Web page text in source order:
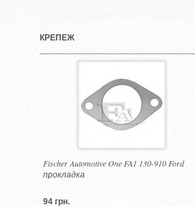
КРЕПЕЖ
Fischer Automotive One FA1 130-910 Ford
прокладка
94 грн.